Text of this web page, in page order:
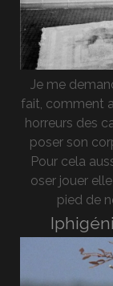
Je me
fait, comment
horreurs des
poser son
Pour cela
oser jouer
pied de